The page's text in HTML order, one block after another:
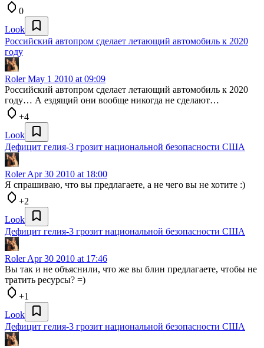
0
Look
Российский автопром сделает летающий автомобиль к 2020
году
RolerMay 1 2010 at 09:09
Российский автопром сделает летающий автомобиль к 2020
году… А ездящий они вообще никогда не сделают…
+4
Look
Дефицит гелия-3 грозит национальной безопасности США
RolerApr 30 2010 at 18:00
Я спрашиваю, что вы предлагаете, а не чего вы не хотите :)
+2
Look
Дефицит гелия-3 грозит национальной безопасности США
RolerApr 30 2010 at 17:46
Вы так и не объяснили, что же вы блин предлагаете, чтобы не
тратить ресурсы? =)
+1
Look
Дефицит гелия-3 грозит национальной безопасности США